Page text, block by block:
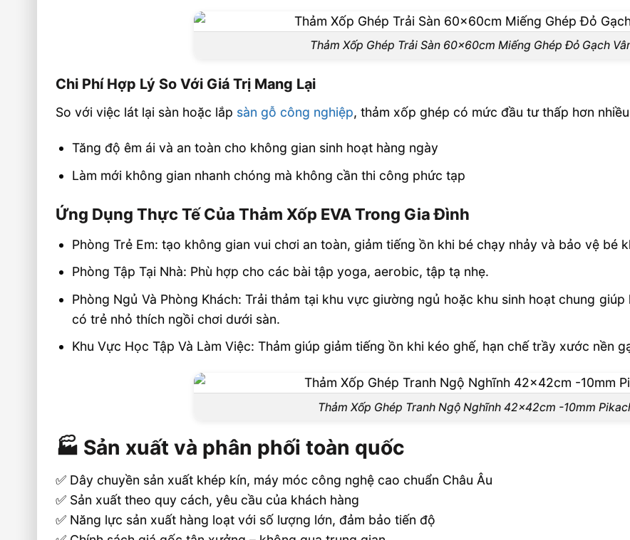
Thảm Xốp Ghép Trải Sàn 60x60cm Miếng Ghép Đỏ Gạch
Chi Phí Hợp Lý So Với Giá Trị Mang Lại
So với việc lát lại sàn hoặc lắp sàn gỗ công nghiệp, thảm xốp ghép có mức đầu tư thấp hơn
Tăng độ êm ái và an toàn cho không gian sinh hoạt hàng ngày
Làm mới không gian nhanh chóng mà không cần thi công phức tạp
Ứng Dụng Thực Tế Của Thảm Xốp EVA Trong Gia Đình
Phòng Trẻ Em: tạo không gian vui chơi an toàn, giảm tiếng ồn khi bé chạy nhảy và bảo vệ bé
Phòng Tập Tại Nhà: Phù hợp cho các bài tập yoga, aerobic, tập tạ nhẹ.
Phòng Ngủ Và Phòng Khách: Trải thảm tại khu vực giường ngủ hoặc khu sinh hoạt chung
có trẻ nhỏ thích ngồi chơi dưới sàn.
Khu Vực Học Tập Và Làm Việc: Thảm giúp giảm tiếng ồn khi kéo ghế, hạn chế trầy xước nền
Thảm Xốp Ghép Tranh Ngộ Nghĩnh 42x42cm -10mm
🏭 Sản xuất và phân phối toàn quốc
✅ Dây chuyền sản xuất khép kín, máy móc công nghệ cao chuẩn Châu Âu
✅ Sản xuất theo quy cách, yêu cầu của khách hàng
✅ Năng lực sản xuất hàng loạt với số lượng lớn, đảm bảo tiến độ